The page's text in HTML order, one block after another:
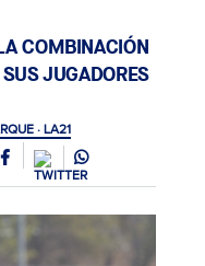
COMBINACIÓN
JUGADORES
· LA21